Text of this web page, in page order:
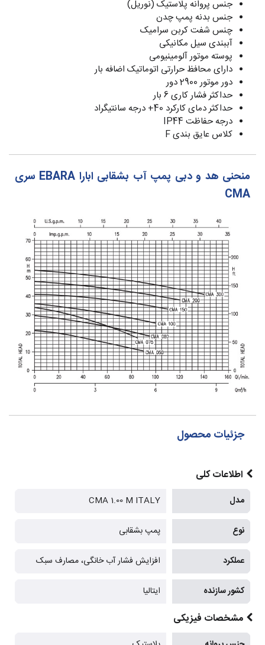
جنس پروانه پلاستیک (نوریل)
جنس بدنه پمپ چدن
چنس شفت کربن سرامیک
آببندی سیل مکانیکی
پوسته موتور آلومینیومی
دارای محافظ حرارتی اتوماتیک اضافه بار
دور موتور 2900 دور
حداکثر فشار کاری 6 بار
حداکثر دمای کارکرد 40+ درجه سانتیگراد
درجه حفاظت IP44
کلاس عایق بندی F
منحنی هد و دبی پمپ آب بشقابی ابارا EBARA سری
CMA
جزئیات محصول
اطلاعات کلی
مدل CMA 1.00 M ITALY
نوع پمپ بشقابی
عملکرد افزایش فشار آب خانگی، مصارف سبک
کشور سازنده ایتالیا
مشخصات فیزیکی